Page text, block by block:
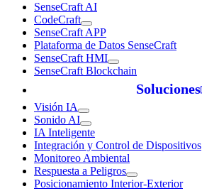
SenseCraft AI
CodeCraft
SenseCraft APP
Plataforma de Datos SenseCraft
SenseCraft HMI
SenseCraft Blockchain
Soluciones
Visión IA
Sonido AI
IA Inteligente
Integración y Control de Dispositivos
Monitoreo Ambiental
Respuesta a Peligros
Posicionamiento Interior-Exterior